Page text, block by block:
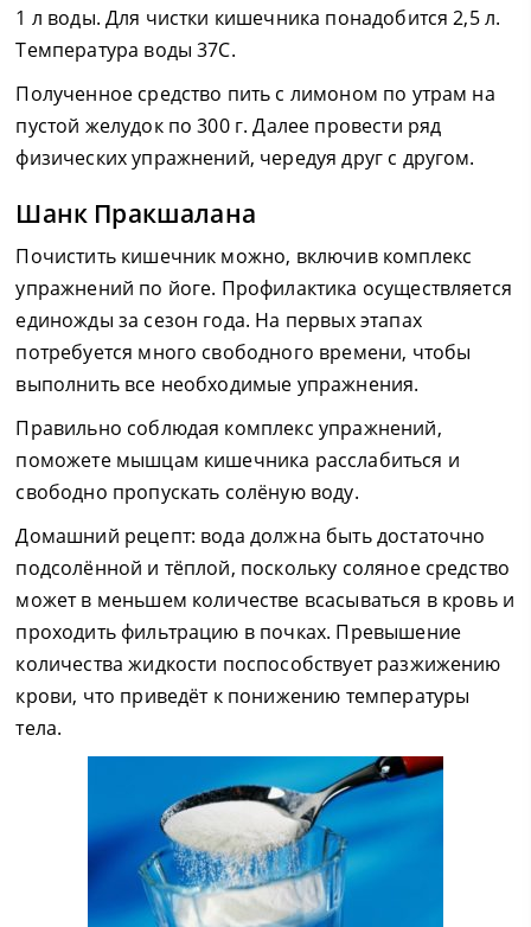
1 л воды. Для чистки кишечника понадобится 2,5 л.
Температура воды 37С.
Полученное средство пить с лимоном по утрам на
пустой желудок по 300 г. Далее провести ряд
физических упражнений, чередуя друг с другом.
Шанк Пракшалана
Почистить кишечник можно, включив комплекс
упражнений по йоге. Профилактика осуществляется
единожды за сезон года. На первых этапах
потребуется много свободного времени, чтобы
выполнить все необходимые упражнения.
Правильно соблюдая комплекс упражнений,
поможете мышцам кишечника расслабиться и
свободно пропускать солёную воду.
Домашний рецепт: вода должна быть достаточно
подсолённой и тёплой, поскольку соляное средство
может в меньшем количестве всасываться в кровь и
проходить фильтрацию в почках. Превышение
количества жидкости поспособствует разжижению
крови, что приведёт к понижению температуры
тела.